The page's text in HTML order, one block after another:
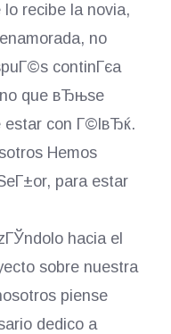
recibe la novia,
no
continГєa
que вЂњse
estar con Г©lвЂќ.
Hemos
para estar
hacia el
sobre nuestra
piense
dedico a